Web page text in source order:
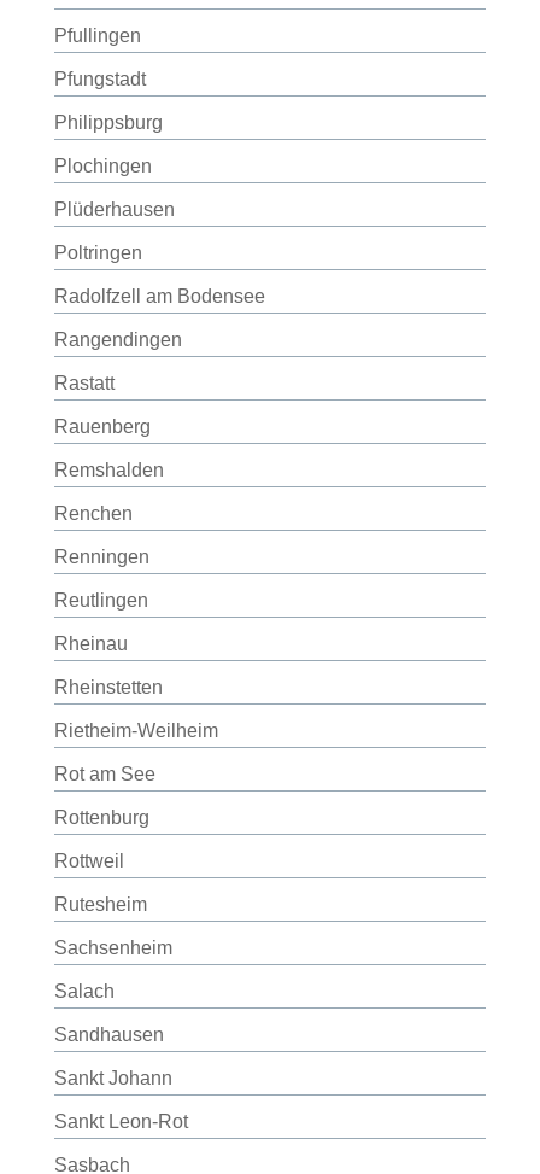
Pfullingen
Pfungstadt
Philippsburg
Plochingen
Plüderhausen
Poltringen
Radolfzell am Bodensee
Rangendingen
Rastatt
Rauenberg
Remshalden
Renchen
Renningen
Reutlingen
Rheinau
Rheinstetten
Rietheim-Weilheim
Rot am See
Rottenburg
Rottweil
Rutesheim
Sachsenheim
Salach
Sandhausen
Sankt Johann
Sankt Leon-Rot
Sasbach